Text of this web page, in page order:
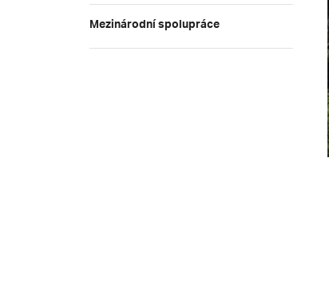
Mezinárodní spolupráce